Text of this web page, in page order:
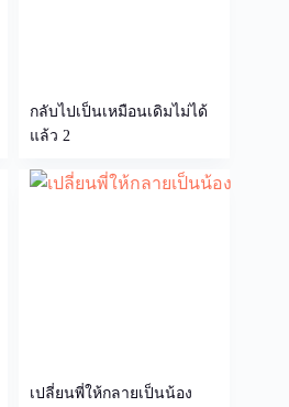
กลับไปเป็นเหมือนเดิมไม่ได้
แล้ว 2
เปลี่ยนพี่ให้กลายเป็นน้อง